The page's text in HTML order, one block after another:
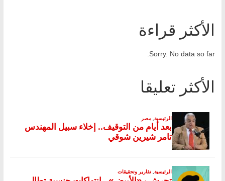
الأكثر قراءة
Sorry. No data so far.
الأكثر تعليقا